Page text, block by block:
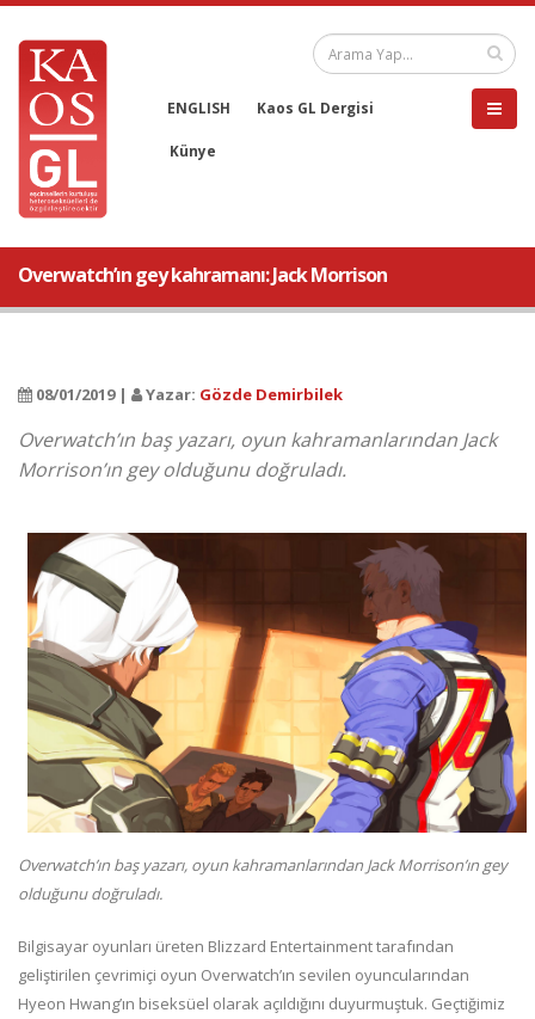
ENGLISH Kaos GL Dergisi
Künye
Overwatch’ın gey kahramanı: Jack Morrison
08/01/2019 | Yazar: Gözde Demirbilek
Overwatch’ın baş yazarı, oyun kahramanlarından Jack
Morrison’ın gey olduğunu doğruladı.
Overwatch’ın baş yazarı, oyun kahramanlarından Jack Morrison’ın gey
olduğunu doğruladı.
Bilgisayar oyunları üreten Blizzard Entertainment tarafından
geliştirilen çevrimiçi oyun Overwatch’ın sevilen oyuncularından
Hyeon Hwang’ın biseksüel olarak açıldığını duyurmuştuk. Geçtiğimiz